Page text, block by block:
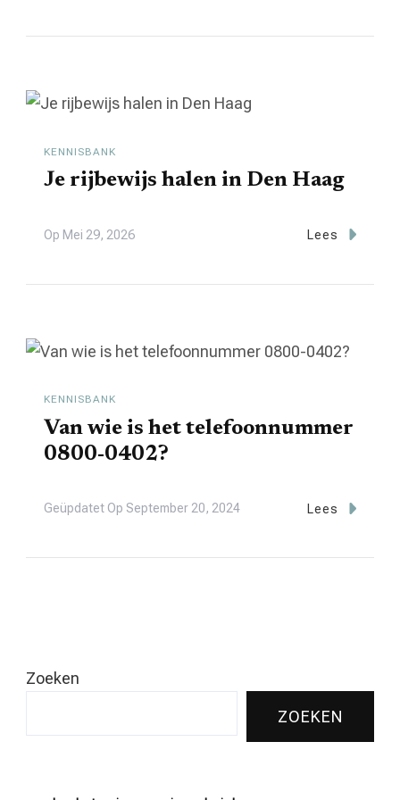
KENNISBANK
Je rijbewijs halen in Den Haag
Op Mei 29, 2026 Lees
KENNISBANK
Van wie is het telefoonnummer
0800-0402?
Geüpdatet Op September 20, 2024 Lees
Zoeken
ZOEKEN